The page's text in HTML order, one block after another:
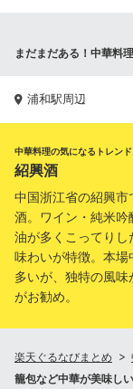
まだまだある！中華料
浦和駅周辺
中華料理の気になるトレン
紹興酒
中国浙江省の紹興
酒。ワイン・純米吟
油が多くこってり
味わいが特徴。本
多いが、独特の風
がお勧め。
楽天ぐるなびまとめ
籠包など中華が美味し